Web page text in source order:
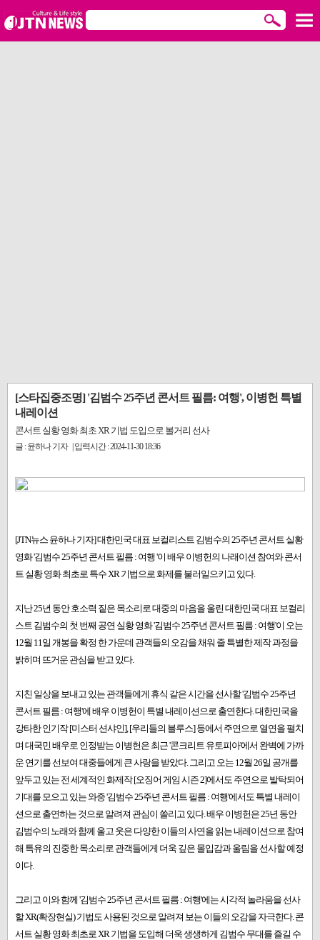
[스타집중조명] '김범수 25주년 콘서트 필름: 여행', 이병헌 특별
내레이션
콘서트 실황 영화 최초 XR 기법 도입으로 볼거리 선사
글 : 윤하나 기자 | 입력시간 : 2024-11-30 18:36
[JTN뉴스 윤하나 기자] 대한민국 대표 보컬리스트 김범수의 25주년 콘서트 실황
영화 '김범수 25주년 콘서트 필름 : 여행 '이 배우 이병헌의 나래이션 참여와 콘서
트 실황 영화 최초로 특수 XR 기법으로 화제를 불러일으키고 있다.
지난 25년 동안 호소력 짙은 목소리로 대중의 마음을 울린 대한민국 대표 보컬리
스트 김범수의 첫 번째 공연 실황 영화 '김범수 25주년 콘서트 필름 : 여행'이 오는
12월 11일 개봉을 확정 한 가운데 관객들의 오감을 채워 줄 특별한 제작 과정을
밝히며 뜨거운 관심을 받고 있다.
지친 일상을 보내고 있는 관객들에게 휴식 같은 시간을 선사할 '김범수 25주년
콘서트 필름 : 여행'에 배우 이병헌이 특별 내레이션으로 출연한다. 대한민국을
강타한 인기작 [미스터 션샤인], [우리들의 블루스] 등에서 주연으로 열연을 펼치
며 대국민 배우로 인정받는 이병헌은 최근 '콘크리트 유토피아'에서 완벽에 가까
운 연기를 선보여 대중들에게 큰 사랑을 받았다. 그리고 오는 12월 26일 공개를
앞두고 있는 전 세계적인 화제작 [오징어 게임 시즌 2]에서도 주연으로 발탁되어
기대를 모으고 있는 와중 '김범수 25주년 콘서트 필름 : 여행'에서도 특별 내레이
션으로 출연하는 것으로 알려져 관심이 쏠리고 있다. 배우 이병헌은 25년 동안
김범수의 노래와 함께 울고 웃은 다양한 이들의 사연을 읽는 내레이션으로 참여
해 특유의 진중한 목소리로 관객들에게 더욱 깊은 몰입감과 울림을 선사할 예정
이다.
그리고 이와 함께 '김범수 25주년 콘서트 필름 : 여행'에는 시각적 놀라움을 선사
할 XR(확장현실) 기법도 사용된 것으로 알려져 보는 이들의 오감을 자극한다. 콘
서트 실황 영화 최초로 XR 기법을 도입해 더욱 생생하게 김범수 무대를 즐길 수